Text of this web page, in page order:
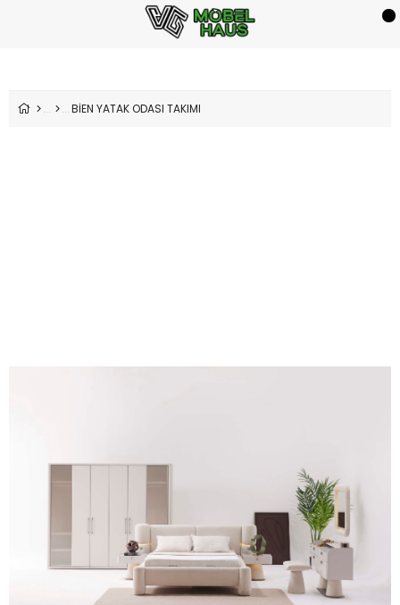
BİEN YATAK ODASI TAKIMI